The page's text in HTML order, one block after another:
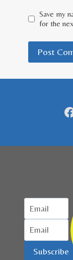
Save my
for the
Subscribe